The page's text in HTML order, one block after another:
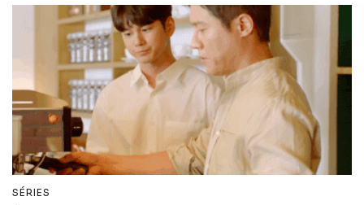
SÉRIES